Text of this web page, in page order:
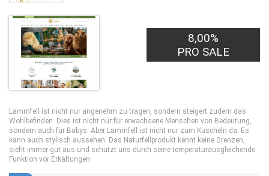
8,00%
PRO SALE
Lammfell ist nicht nur angenehm zu tragen, sondern steigert zudem das
Wohlbefinden. Dies ist nicht nur für erwachsene Menschen von Bedeutung,
sondern auch für Babys. Aber Lammfell ist nicht nur zum Kuscheln da. Es
kann auch stylisch aussehen. Das Naturfellprodukt kennt keine Grenzen,
sieht immer gut aus und schützt uns durch seine temperaturausgleichende
Funktion vor Erkältungen.